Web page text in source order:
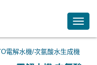
電解水機/次氯酸水生成機